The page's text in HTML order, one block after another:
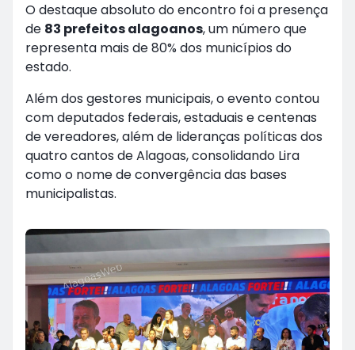
O destaque absoluto do encontro foi a presença
de 83 prefeitos alagoanos, um número que
representa mais de 80% dos municípios do
estado.
Além dos gestores municipais, o evento contou
com deputados federais, estaduais e centenas
de vereadores, além de lideranças políticas dos
quatro cantos de Alagoas, consolidando Lira
como o nome de convergência das bases
municipalistas.